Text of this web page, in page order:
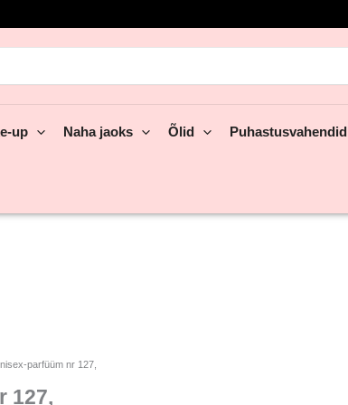
up Naha jaoks Õlid Puhastusvahendid
parfüüm nr 127,
127,